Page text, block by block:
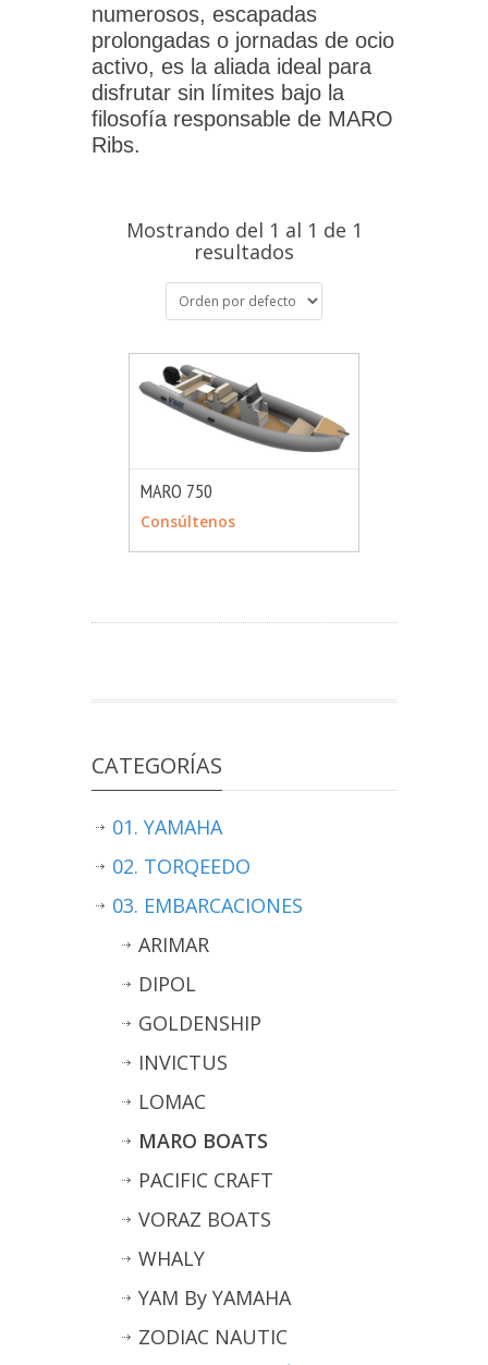
numerosos, escapadas
prolongadas o jornadas de ocio
activo, es la aliada ideal para
disfrutar sin límites bajo la
filosofía responsable de MARO
Ribs.
Mostrando del 1 al 1 de 1
resultados
CONSULTAR
MARO 750
Consúltenos
CATEGORÍAS
01. YAMAHA
02. TORQEEDO
03. EMBARCACIONES
ARIMAR
DIPOL
GOLDENSHIP
INVICTUS
LOMAC
MARO BOATS
PACIFIC CRAFT
VORAZ BOATS
WHALY
YAM By YAMAHA
ZODIAC NAUTIC